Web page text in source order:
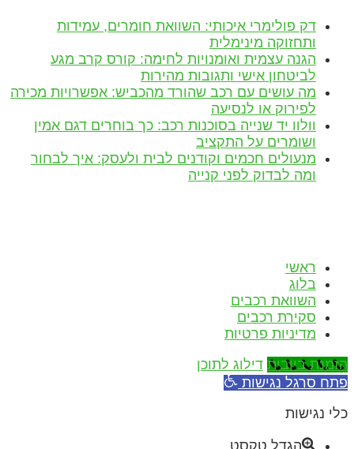
דק פולימרי איכותי: השוואת חומרים, עמידות
ותחזוקה מינימלית
הגנה עצמית ואומנויות לחימה: קורס קרב מגע
לביטחון אישי ותגובות מהירות
מה עושים עם רכב שהורד מהכביש: אפשרויות מכירה
לפירוק או לנסיעה
וולוו יד שנייה בסוכנות רכב: כך בוחרים דגם אמין
ושומרים על התקציב
מנעולים חכמים וקודנים לבית ולעסק: איך לבחור
ומה לבדוק לפני קנייה
ראשי
בלוג
השוואת רכבים
סקירת רכבים
מדיניות פרטיות
הזמנת ביובית דילוג לתוכן
פתח סרגל נגישות
כלי נגישות
הגדל טקסט